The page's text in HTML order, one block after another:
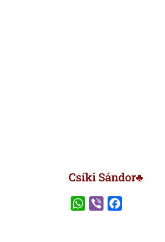
Csíki Sándor♣
W